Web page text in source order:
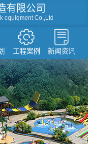
有限公司
equiqment Co.,Ltd
工程案例 新闻资讯
水屋水寨
池设备